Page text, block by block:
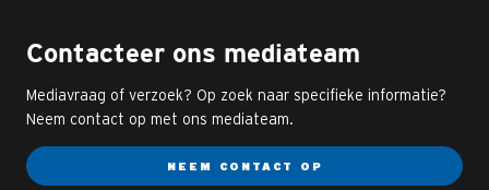
Contacteer ons mediateam
Mediavraag of verzoek? Op zoek naar specifieke informatie?
Neem contact op met ons mediateam.
NEEM CONTACT OP